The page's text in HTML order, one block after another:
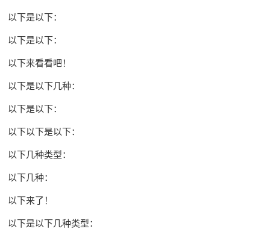
以下是以下：
以下是以下：
以下来看看吧！
以下是以下几种：
以下是以下：
以下以下是以下：
以下几种类型：
以下几种：
以下来了！
以下是以下几种类型：